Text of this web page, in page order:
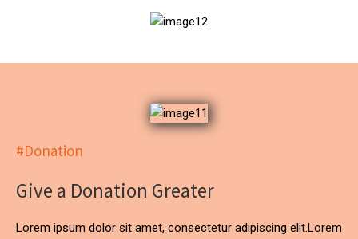
#Donation
Give a Donation Greater
Lorem ipsum dolor sit amet, consectetur adipiscing elit.Lorem